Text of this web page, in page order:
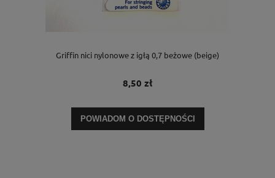
Griffin nici nylonowe z igłą 0,7 beżowe (beige)
8,50 zł
POWIADOM O DOSTĘPNOŚCI